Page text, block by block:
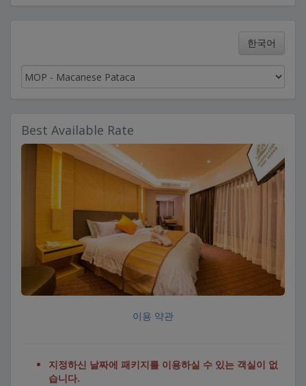
한국어
Best Available Rate
이용 약관
지정하신 날짜에 패키지를 이용하실 수 있는 객실이 없
습니다.